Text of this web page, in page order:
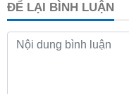
ĐỂ LẠI BÌNH LUẬN